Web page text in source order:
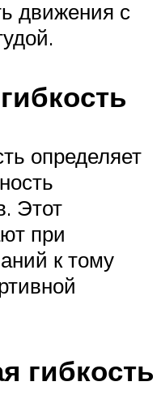
движения с
определяет
Этот
при
к тому
гибкость